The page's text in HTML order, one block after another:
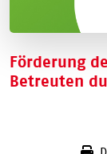
Förderung
Betreuten